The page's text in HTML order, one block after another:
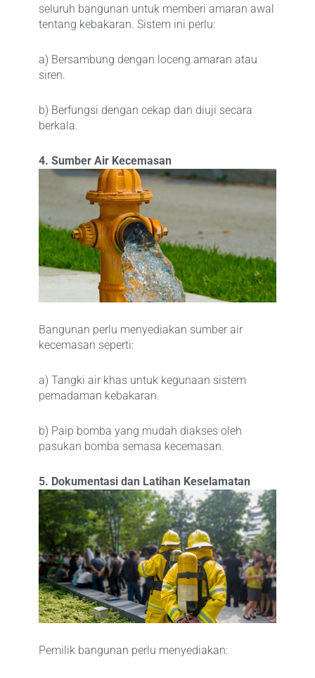
seluruh bangunan untuk memberi amaran awal
tentang kebakaran. Sistem ini perlu:
a) Bersambung dengan loceng amaran atau
siren.
b) Berfungsi dengan cekap dan diuji secara
berkala.
4. Sumber Air Kecemasan
Bangunan perlu menyediakan sumber air
kecemasan seperti:
a) Tangki air khas untuk kegunaan sistem
pemadaman kebakaran.
b) Paip bomba yang mudah diakses oleh
pasukan bomba semasa kecemasan.
5. Dokumentasi dan Latihan Keselamatan
Pemilik bangunan perlu menyediakan: